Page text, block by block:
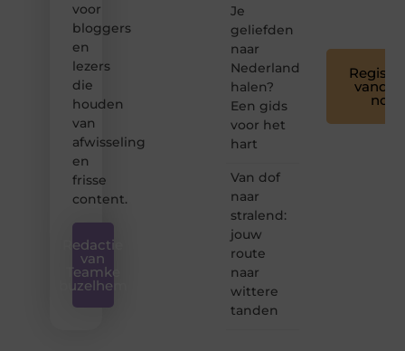
voor
bloggers
en
lezers
die
houden
van
afwisseling
en
frisse
content.
Redactie
van
Teamke
buzelhem
Je
geliefden
naar
Nederland
halen?
Een gids
voor het
hart
Van dof
naar
stralend:
jouw
route
naar
wittere
tanden
nog